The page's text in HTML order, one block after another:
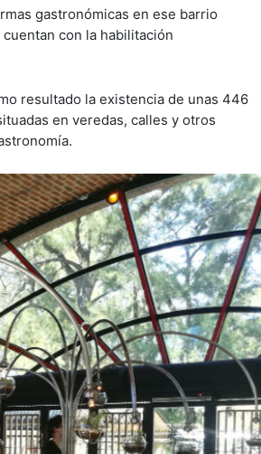
gastronómicas en ese barrio
con la habilitación
resultado la existencia de unas 446
en veredas, calles y otros